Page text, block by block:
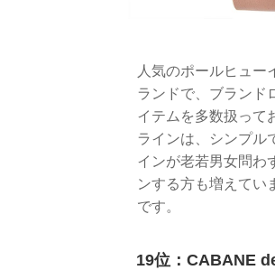
人気のポールヒュ
ランドで、ブランド
イテムを多数扱って
ラインは、シンプル
インが老若男女問わ
ンする方も増えてい
です。
19位：CABANE